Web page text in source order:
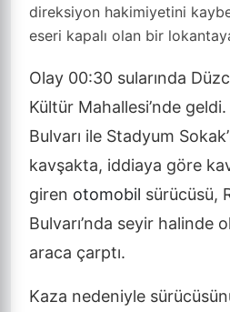
direksiyon hakimiyetini
eseri kapalı olan bir
Olay 00:30 sularında
Kültür Mahallesi’nde
Bulvarı ile Stadyum
kavşakta, iddiaya göre
giren otomobil sürücüsü,
Bulvarı’nda seyir halinde
araca çarptı.
Kaza nedeniyle